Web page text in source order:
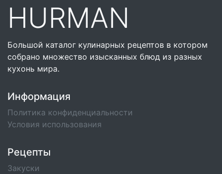
HURMAN
Большой каталог кулинарных рецептов в котором
собрано множество изысканных блюд из разных
кухонь мира.
Информация
Политика конфиденциальности
Условия использования
Рецепты
Закуски